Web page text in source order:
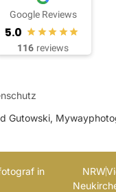
Gutowski,
Google Reviews
5.0
116 reviews
in NRW